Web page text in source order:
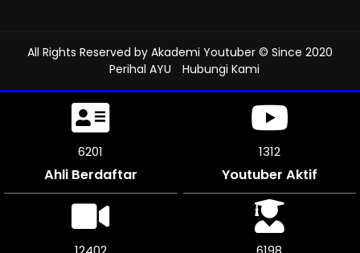
All Rights Reserved by Akademi Youtuber © Since 2020
Perihal AYU
Hubungi Kami
6642
Ahli Berdaftar
1312
Youtuber Aktif